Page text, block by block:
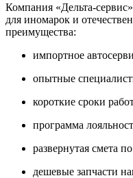
Компания «Дельта-
для иномарок и
преимущества:
импортное
опытные
короткие сроки
программа
развернутая смета
дешевые запчасти